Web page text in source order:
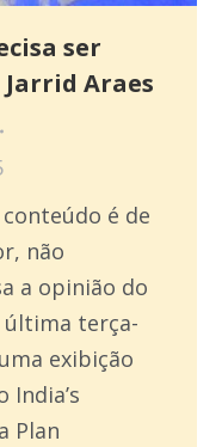
ser
Araes
é de
não
a opinião do
última terça-
exibição
Plan